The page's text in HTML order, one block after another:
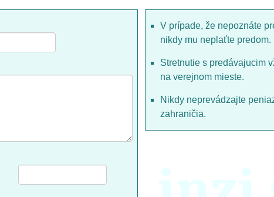
V prípade, že nepoznáte
nikdy mu neplaťte predom.
Stretnutie s predávajucim
na verejnom mieste.
Nikdy neprevádzajte
zahraničia.